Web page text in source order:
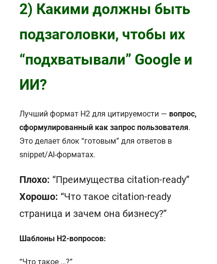
2) Какими должны быть
подзаголовки, чтобы их
“подхватывали” Google и
ИИ?
Лучший формат H2 для цитируемости — вопрос,
сформулированный как запрос пользователя.
Это делает блок “готовым” для ответов в
snippet/AI-форматах.
Плохо: “Преимущества citation-ready”
Хорошо: “Что такое citation-ready
страница и зачем она бизнесу?”
Шаблоны H2-вопросов:
“Что такое …?”